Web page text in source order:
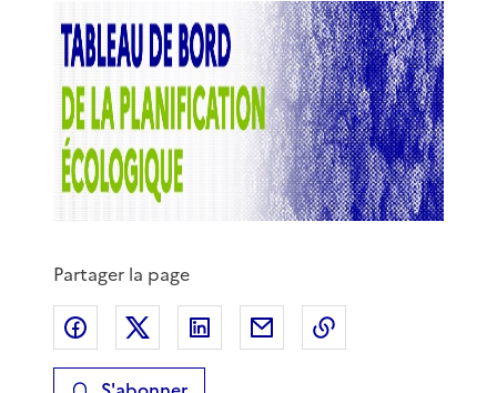
Partager la page
Partager sur Facebook
Partager sur XPartager sur LinkedIn
Partager par email